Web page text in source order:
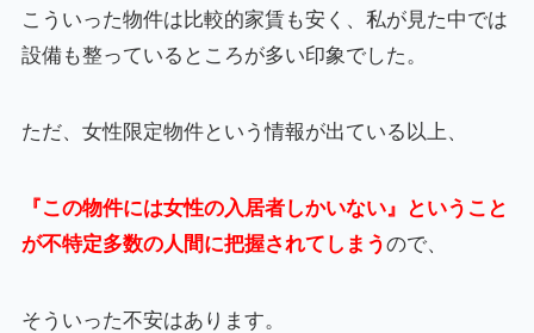
こういった物件は比較的家賃も安く、私が見た中では
設備も整っているところが多い印象でした。
ただ、女性限定物件という情報が出ている以上、
『この物件には女性の入居者しかいない』ということ
が不特定多数の人間に把握されてしまうので、
そういった不安はあります。